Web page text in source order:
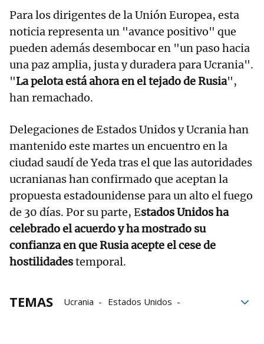
Para los dirigentes de la Unión Europea, esta
noticia representa un "avance positivo" que
pueden además desembocar en "un paso hacia
una paz amplia, justa y duradera para Ucrania".
"La pelota está ahora en el tejado de Rusia",
han remachado.
Delegaciones de Estados Unidos y Ucrania han
mantenido este martes un encuentro en la
ciudad saudí de Yeda tras el que las autoridades
ucranianas han confirmado que aceptan la
propuesta estadounidense para un alto el fuego
de 30 días. Por su parte, Estados Unidos ha
celebrado el acuerdo y ha mostrado su
confianza en que Rusia acepte el cese de
hostilidadestemporal.
TEMAS Ucrania
Estados Unidos